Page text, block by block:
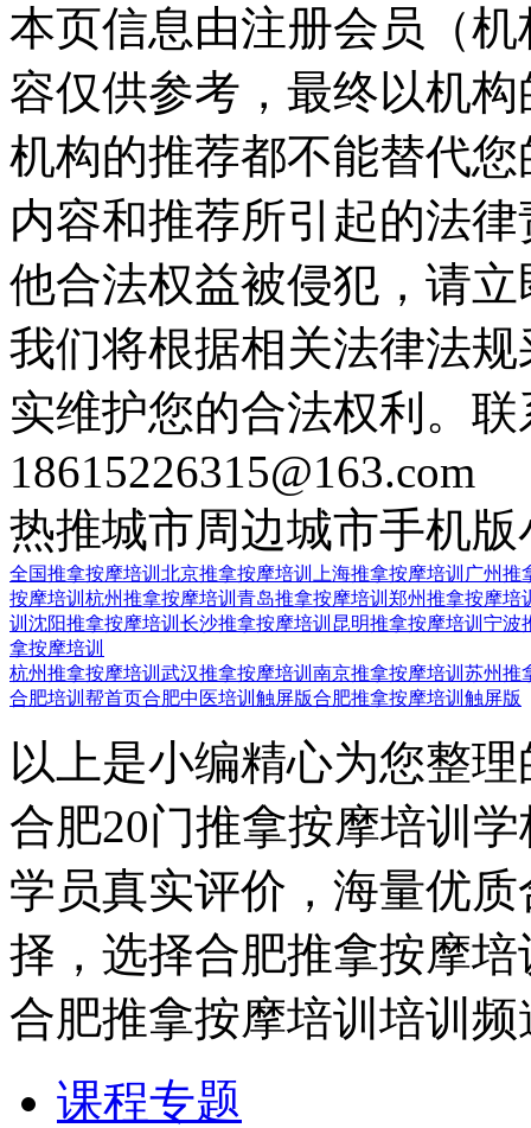
本页信息由注册会员（
容仅供参考，最终以机
机构的推荐都不能替代
内容和推荐所引起的法
他合法权益被侵犯，请
我们将根据相关法律法
实维护您的合法权利。
18615226315@163.com
热推城市周边城市手机版
全国推拿按摩培训 北京推拿按摩培训 上海推拿按摩培训 广州推
按摩培训 杭州推拿按摩培训 青岛推拿按摩培训 郑州推拿按摩培
训 沈阳推拿按摩培训 长沙推拿按摩培训 昆明推拿按摩培训 宁波
拿按摩培训
杭州推拿按摩培训 武汉推拿按摩培训 南京推拿按摩培训 苏州推
合肥培训帮首页合肥中医培训触屏版合肥推拿按摩培训触屏版
以上是小编精心为您整
合肥20门推拿按摩培训
学员真实评价，海量优
择，选择合肥推拿按摩
合肥推拿按摩培训培训频
课程专题